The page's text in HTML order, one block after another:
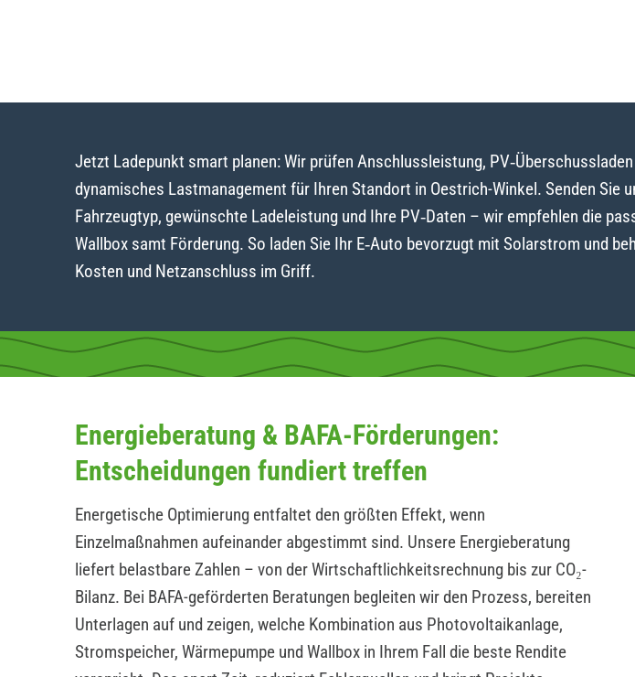
Jetzt Ladepunkt smart planen: Wir prüfen Anschlussleistung,
dynamisches Lastmanagement für Ihren Standort in Oestrich-Winkel. Senden Sie
Fahrzeugtyp, gewünschte Ladeleistung und Ihre PV‑Daten – wir empfehlen die
Wallbox samt Förderung. So laden Sie Ihr E‑Auto bevorzugt mit Solarstrom und
Kosten und Netzanschluss im Griff.
Energieberatung & BAFA-Förderungen:
Entscheidungen fundiert treffen
Energetische Optimierung entfaltet den größten Effekt, wenn
Einzelmaßnahmen aufeinander abgestimmt sind. Unsere Energieberatung
liefert belastbare Zahlen – von der Wirtschaftlichkeitsrechnung bis zur CO₂-
Bilanz. Bei BAFA-geförderten Beratungen begleiten wir den Prozess, bereiten
Unterlagen auf und zeigen, welche Kombination aus Photovoltaikanlage,
Stromspeicher, Wärmepumpe und Wallbox in Ihrem Fall die beste Rendite